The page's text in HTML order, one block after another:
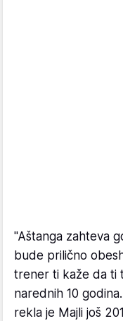
"Aštanga zahteva
bude prilično
trener ti kaže da ti
narednih 10
rekla je Majli još